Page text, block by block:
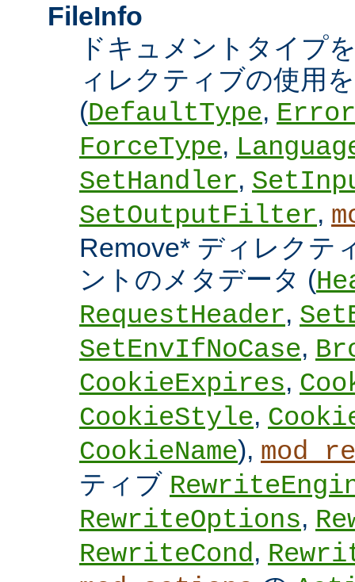
FileInfo
ドキュメントタイプ
ィレクティブの使用
(DefaultType,
ForceType,
SetHandler,
SetOutputFilter,
Remove* ディレクテ
ントのメタデータ (
RequestHeader,
SetEnvIfNoCase,
CookieExpires,
CookieStyle,
CookieName),
ティブ
RewriteOptions,
RewriteCond,